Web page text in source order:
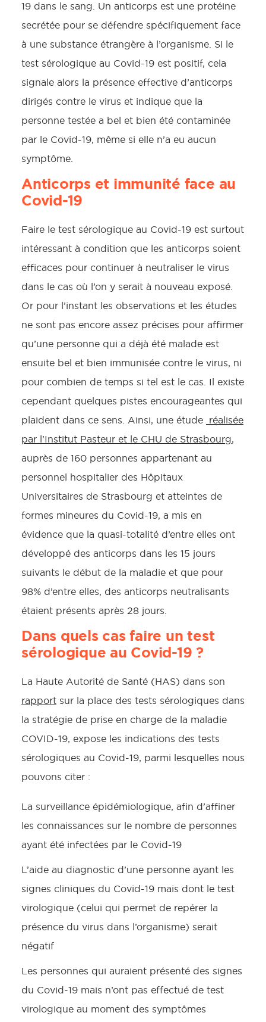
19 dans le sang. Un anticorps est une protéine
secrétée pour se défendre spécifiquement face
à une substance étrangère à l’organisme. Si le
test sérologique au Covid-19 est positif, cela
signale alors la présence effective d’anticorps
dirigés contre le virus et indique que la
personne testée a bel et bien été contaminée
par le Covid-19, même si elle n’a eu aucun
symptôme.
Anticorps et immunité face au
Covid-19
Faire le test sérologique au Covid-19 est surtout
intéressant à condition que les anticorps soient
efficaces pour continuer à neutraliser le virus
dans le cas où l’on y serait à nouveau exposé.
Or pour l’instant les observations et les études
ne sont pas encore assez précises pour affirmer
qu’une personne qui a déjà été malade est
ensuite bel et bien immunisée contre le virus, ni
pour combien de temps si tel est le cas. Il existe
cependant quelques pistes encourageantes qui
plaident dans ce sens. Ainsi, une étude
réalisée
par l’Institut Pasteur et le CHU de Strasbourg,
auprès de 160 personnes appartenant au
personnel hospitalier des Hôpitaux
Universitaires de Strasbourg et atteintes de
formes mineures du Covid-19, a mis en
évidence que la quasi-totalité d’entre elles ont
développé des anticorps dans les 15 jours
suivants le début de la maladie et que pour
98% d’entre elles, des anticorps neutralisants
étaient présents après 28 jours.
Dans quels cas faire un test
sérologique au Covid-19 ?
La Haute Autorité de Santé (HAS) dans son
rapport sur la place des tests sérologiques dans
la stratégie de prise en charge de la maladie
COVID-19, expose les indications des tests
sérologiques au Covid-19, parmi lesquelles nous
pouvons citer :
La surveillance épidémiologique, afin d’affiner
les connaissances sur le nombre de personnes
ayant été infectées par le Covid-19
L’aide au diagnostic d’une personne ayant les
signes cliniques du Covid-19 mais dont le test
virologique (celui qui permet de repérer la
présence du virus dans l’organisme) serait
négatif
Les personnes qui auraient présenté des signes
du Covid-19 mais n’ont pas effectué de test
virologique au moment des symptômes